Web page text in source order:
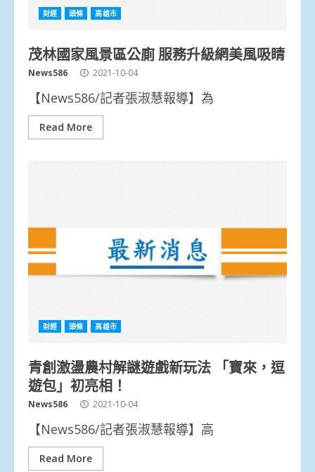
財經 頭條 高雄市
茂林國家風景區公廁 服務升級網美風吸睛
News586 2021-10-04
【News586/記者張淑慧報導】為
Read More
財經 頭條 高雄市
青創激盪農村解謎遊戲新玩法 「寶來，逗
遊包」初亮相！
News586 2021-10-04
【News586/記者張淑慧報導】高
Read More